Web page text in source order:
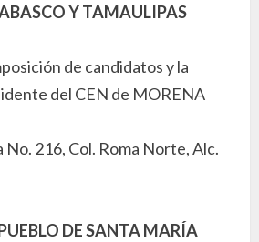
Y TAMAULIPAS
de candidatos y la
del CEN de MORENA
No. 216, Col. Roma Norte, Alc.
DE SANTA MARÍA